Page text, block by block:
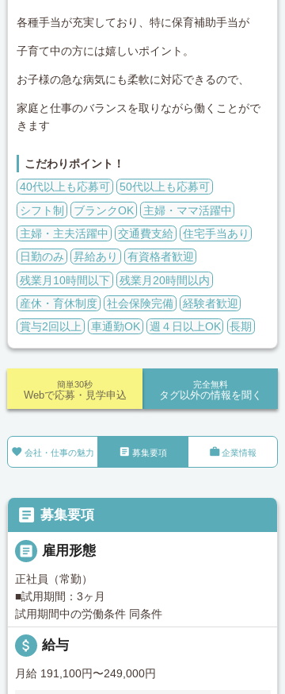
各種手当が充実しており、特に保育補助手当が
子育て中の方には嬉しいポイント。
お子様の急な病気にも柔軟に対応できるので、
家庭と仕事のバランスを取りながら働くことがで
きます
こだわりポイント！
40代以上も応募可
50代以上も応募可
シフト制
ブランクOK
主婦・ママ活躍中
主婦・主夫活躍中
交通費支給
住宅手当あり
日勤のみ
昇給あり
有資格者歓迎
残業月10時間以下
残業月20時間以内
産休・育休制度
社会保険完備
経験者歓迎
賞与2回以上
車通勤OK 週４日以上OK 長期
完全無料
タグ以外の情報を聞く
簡単30秒
Webで応募・見学申込
 会社・仕事の魅力  募集要項 企業情報
 募集要項
 雇用形態
正社員（常勤）
■試用期間：3ヶ月
試用期間中の労働条件 同条件
attach_money 給与
月給 191,100円〜249,000円